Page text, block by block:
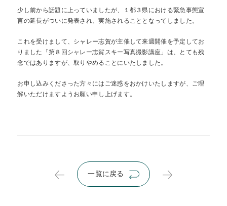
少し前から話題に上っていましたが、１都３県における緊急事態宣
言の延長がついに発表され、実施されることとなってしました。
これを受けまして、シャレー志賀が主催して来週開催を予定してお
りました「第８回シャレー志賀スキー写真撮影講座」は、とても残
念ではありますが、取りやめることにいたしました。
お申し込みくださった方々にはご迷惑をおかけいたしますが、ご理
解いただけますようお願い申し上げます。
一覧に戻る
空室検索